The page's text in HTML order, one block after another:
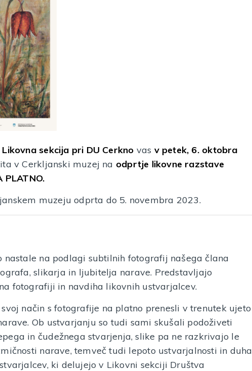
Likovna sekcija pri DU Cerkno vas v petek, 6. oktobra
v Cerkljanski muzej na odprtje likovne razstave
PLATNO.
muzeju odprta do 5. novembra 2023.
nastale na podlagi subtilnih fotografij našega člana
slikarja in ljubitelja narave. Predstavljajo
fotografiji in navdiha likovnih ustvarjalcev.
način s fotografije na platno prenesli v trenutek ujeto
Ob ustvarjanju so tudi sami skušali podoživeti
in čudežnega stvarjenja, slike pa ne razkrivajo le
narave, temveč tudi lepoto ustvarjalnosti in duha
ki delujejo v Likovni sekciji Društva